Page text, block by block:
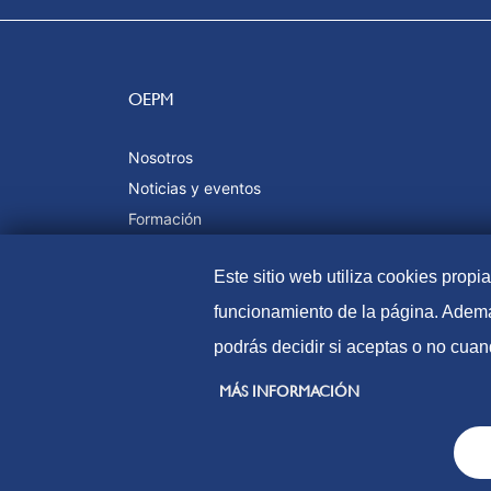
OEPM
Nosotros
Noticias y eventos
Formación
Este sitio web utiliza cookies
funcionamiento de la página.
podrás decidir si aceptas o no
MÁS INFORMACIÓN